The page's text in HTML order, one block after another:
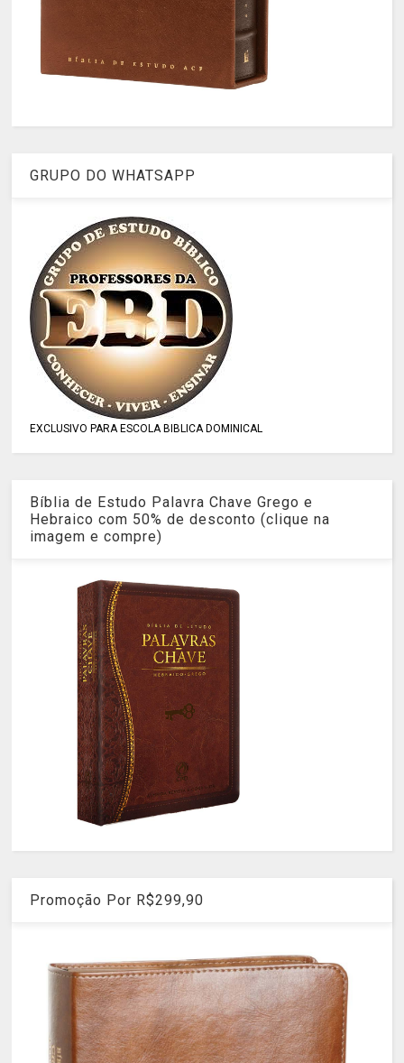
GRUPO DO WHATSAPP
EXCLUSIVO PARA ESCOLA BIBLICA DOMINICAL
Bíblia de Estudo Palavra Chave Grego e
Hebraico com 50% de desconto (clique na
imagem e compre)
Promoção Por R$299,90